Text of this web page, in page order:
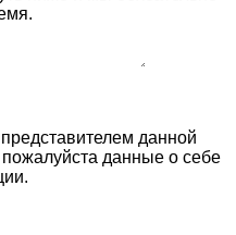
данной
пожалуйста данные о себе